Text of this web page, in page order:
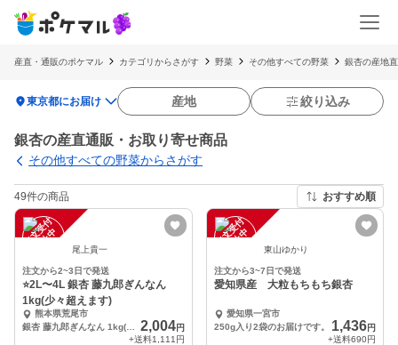
産直・通販のポケマル カテゴリからさがす 野菜 その他すべての野菜 銀杏の産地
location_on東京都にお届け 産地 絞り込み
銀杏の産直通販・お取り寄せ商品
その他すべての野菜からさがす
49件の商品 おすすめ順
注
文
受
付
停
止
中 尾上貴一
注文から2~3日で発送
⭐️2L〜4L 銀杏 藤九郎ぎんなん
1kg(少々超えます)
熊本県荒尾市
2,004円
+送料1,111円
注
文
受
付
停
止
中 東山ゆかり
注文から3~7日で発送
愛知県産 大粒もちもち銀杏
愛知県一宮市
250g入り2袋のお届けです。
1,436円
+送料690円